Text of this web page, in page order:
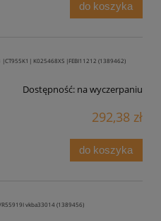
do koszyka
|CT955K1| K025468XS |FEBI11212 (1389462)
Dostępność: na wyczerpaniu
292,38 zł
do koszyka
vkba33014 (1389456)